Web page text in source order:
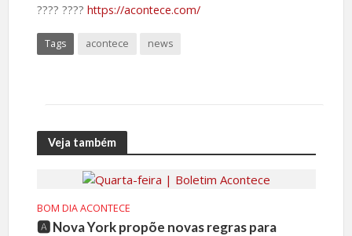
????️ ???? https://acontece.com/
Tags acontece news
Veja também
BOM DIA ACONTECE
🅰️ Nova York propõe novas regras para